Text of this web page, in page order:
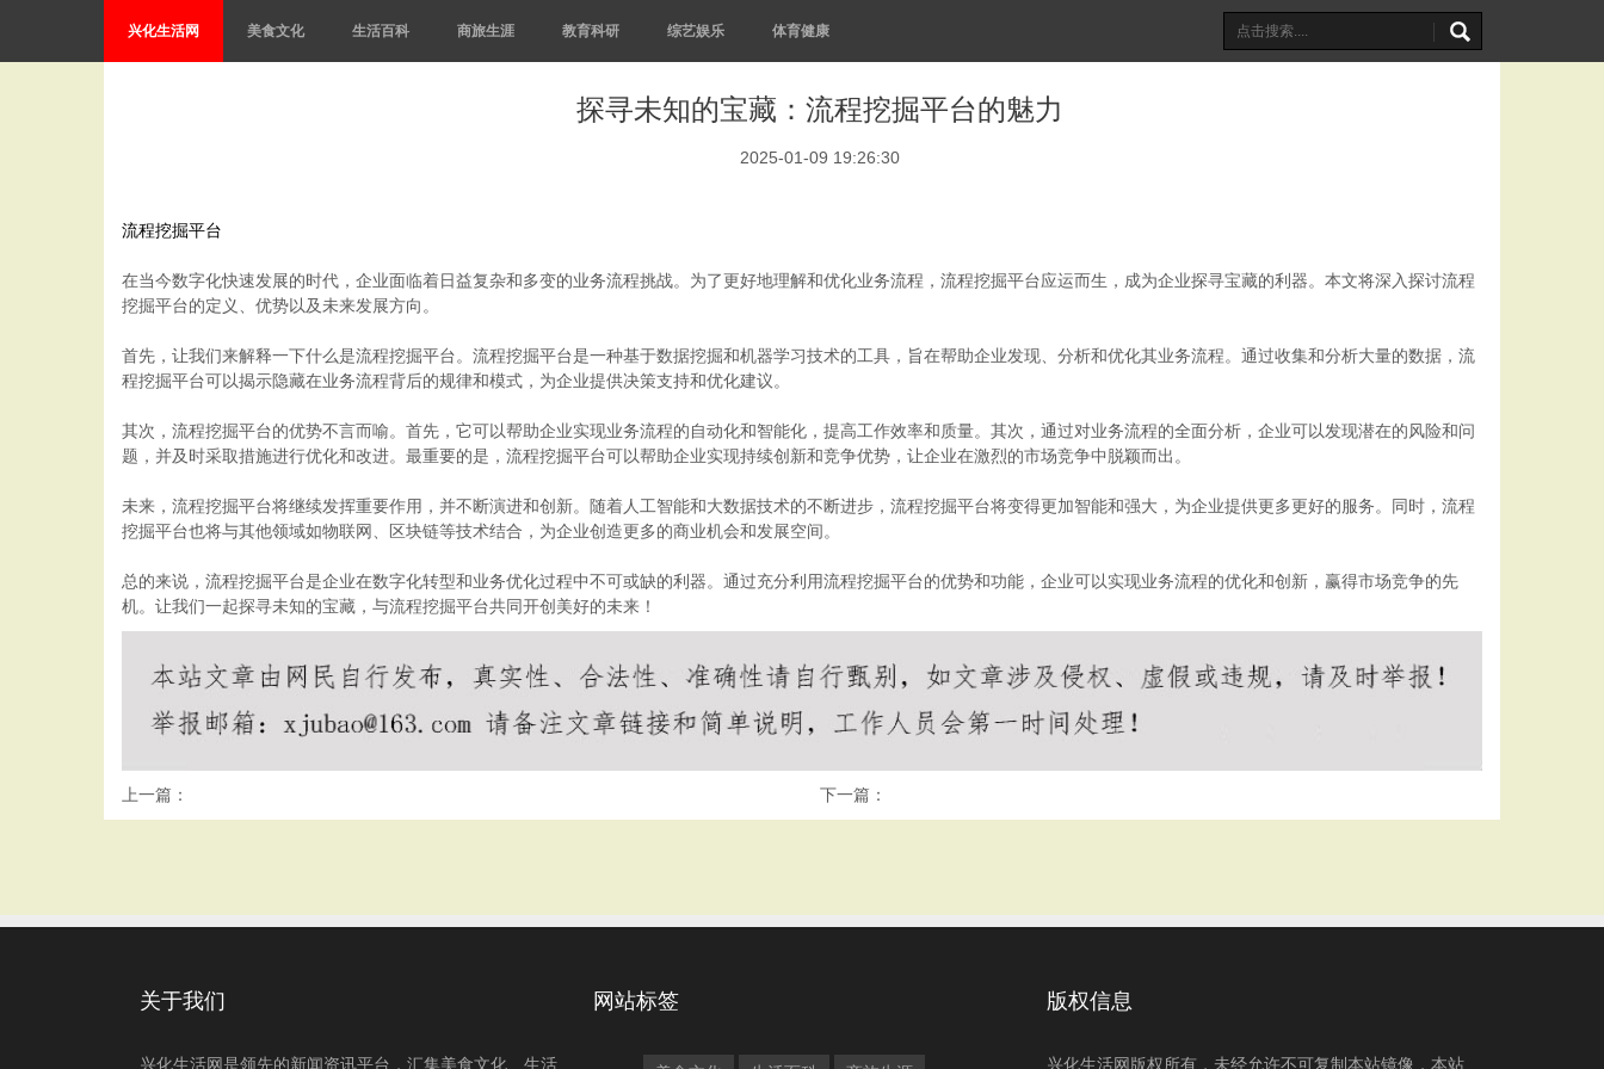
兴化生活网 美食文化 生活百科 商旅生涯 教育科研 综艺娱乐 体育健康
探寻未知的宝藏：流程挖掘平台的魅力
2025-01-09 19:26:30
流程挖掘平台
在当今数字化快速发展的时代，企业面临着日益复杂和多变的业务流程挑战。为了更好地理解和优化业务流程，流程挖掘平台应运而生，成为企业探寻宝藏的利器。本文将深入探讨流程
挖掘平台的定义、优势以及未来发展方向。
首先，让我们来解释一下什么是流程挖掘平台。流程挖掘平台是一种基于数据挖掘和机器学习技术的工具，旨在帮助企业发现、分析和优化其业务流程。通过收集和分析大量的数据，流
程挖掘平台可以揭示隐藏在业务流程背后的规律和模式，为企业提供决策支持和优化建议。
其次，流程挖掘平台的优势不言而喻。首先，它可以帮助企业实现业务流程的自动化和智能化，提高工作效率和质量。其次，通过对业务流程的全面分析，企业可以发现潜在的风险和问
题，并及时采取措施进行优化和改进。最重要的是，流程挖掘平台可以帮助企业实现持续创新和竞争优势，让企业在激烈的市场竞争中脱颖而出。
未来，流程挖掘平台将继续发挥重要作用，并不断演进和创新。随着人工智能和大数据技术的不断进步，流程挖掘平台将变得更加智能和强大，为企业提供更多更好的服务。同时，流程
挖掘平台也将与其他领域如物联网、区块链等技术结合，为企业创造更多的商业机会和发展空间。
总的来说，流程挖掘平台是企业在数字化转型和业务优化过程中不可或缺的利器。通过充分利用流程挖掘平台的优势和功能，企业可以实现业务流程的优化和创新，赢得市场竞争的先
机。让我们一起探寻未知的宝藏，与流程挖掘平台共同开创美好的未来！
上一篇： 下一篇：
关于我们
兴化生活网是领先的新闻资讯平台，汇集美食文化、生活
网站标签 版权信息
兴化生活网版权所有，未经允许不可复制本站镜像，本站